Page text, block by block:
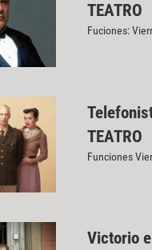
TEATRO
Fuciones:
TEATRO
Funciones
Victorio